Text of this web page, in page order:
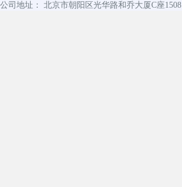
公司地址： 北京市朝阳区光华路和乔大厦C座1508